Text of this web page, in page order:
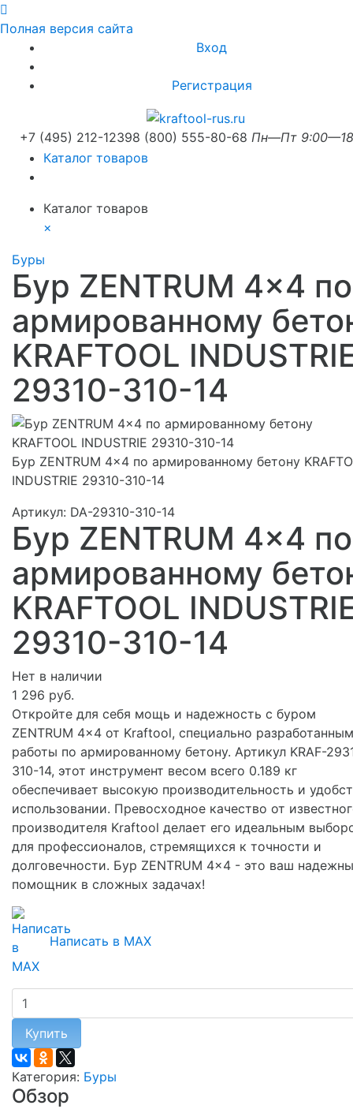
Полная версия сайта
Вход
Регистрация
+7 (495) 212-12398 (800) 555-80-68 Пн—Пт
Каталог товаров
Каталог товаров
×
Буры
Бур ZENTRUM 4x4 по
армированному
KRAFTOOL
29310-310-14
Бур ZENTRUM 4x4 по армированному бетону
INDUSTRIE 29310-310-14
Артикул: DA-29310-310-14
Бур ZENTRUM 4x4 по
армированному
KRAFTOOL
29310-310-14
Нет в наличии
1 296 руб.
Откройте для себя мощь и надежность с буром
ZENTRUM 4x4 от Kraftool, специально
работы по армированному бетону. Артикул KRAF-
310-14, этот инструмент весом всего 0.189 кг
обеспечивает высокую производительность и
использовании. Превосходное качество от
производителя Kraftool делает его идеальным
для профессионалов, стремящихся к точности и
долговечности. Бур ZENTRUM 4x4 - это ваш
помощник в сложных задачах!
Написать в MAX
Купить
Категория: Буры
Обзор